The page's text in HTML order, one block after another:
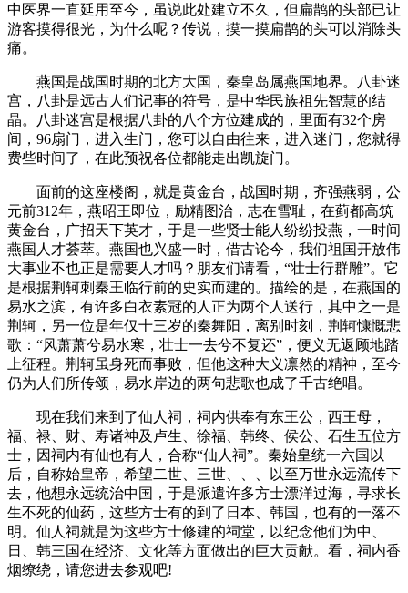
中医界一直延用至今，虽说此处建立不久，但扁鹊的头部已让
游客摸得很光，为什么呢？传说，摸一摸扁鹊的头可以消除头
痛。
燕国是战国时期的北方大国，秦皇岛属燕国地界。八卦迷
宫，八卦是远古人们记事的符号，是中华民族祖先智慧的结
晶。八卦迷宫是根据八卦的八个方位建成的，里面有32个房
间，96扇门，进入生门，您可以自由往来，进入迷门，您就得
费些时间了，在此预祝各位都能走出凯旋门。
面前的这座楼阁，就是黄金台，战国时期，齐强燕弱，公
元前312年，燕昭王即位，励精图治，志在雪耻，在蓟都高筑
黄金台，广招天下英才，于是一些贤士能人纷纷投燕，一时间
燕国人才荟萃。燕国也兴盛一时，借古论今，我们祖国开放伟
大事业不也正是需要人才吗？朋友们请看，“壮士行群雕”。它
是根据荆轲刺秦王临行前的史实而建的。描绘的是，在燕国的
易水之滨，有许多白衣素冠的人正为两个人送行，其中之一是
荆轲，另一位是年仅十三岁的秦舞阳，离别时刻，荆轲慷慨悲
歌：“风萧萧兮易水寒，壮士一去兮不复还”，便义无返顾地踏
上征程。荆轲虽身死而事败，但他这种大义凛然的精神，至今
仍为人们所传颂，易水岸边的两句悲歌也成了千古绝唱。
现在我们来到了仙人祠，祠内供奉有东王公，西王母，
福、禄、财、寿诸神及卢生、徐福、韩终、侯公、石生五位方
士，因祠内有仙也有人，合称“仙人祠”。秦始皇统一六国以
后，自称始皇帝，希望二世、三世、、、以至万世永远流传下
去，他想永远统治中国，于是派遣许多方士漂洋过海，寻求长
生不死的仙药，这些方士有的到了日本、韩国，也有的一落不
明。仙人祠就是为这些方士修建的祠堂，以纪念他们为中、
日、韩三国在经济、文化等方面做出的巨大贡献。看，祠内香
烟缭绕，请您进去参观吧!